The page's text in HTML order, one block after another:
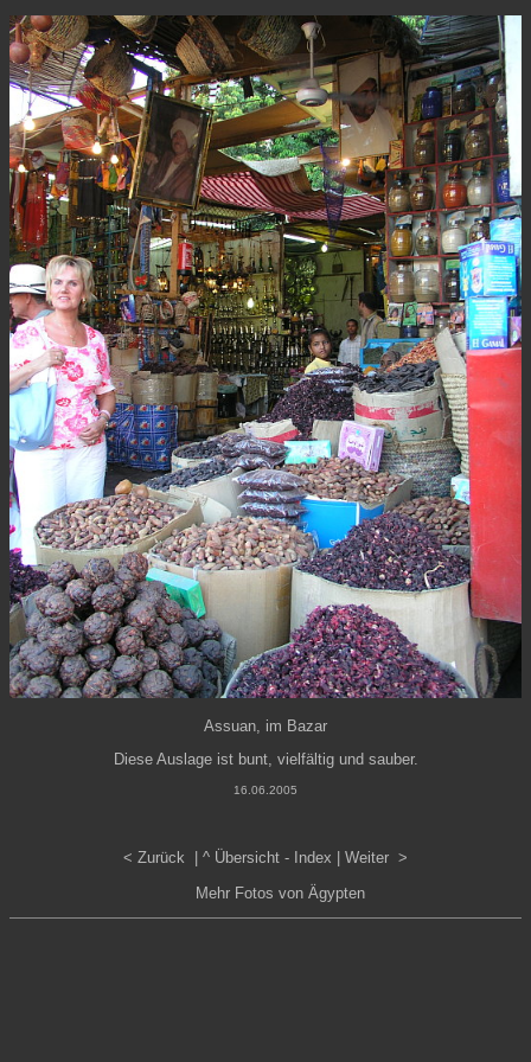
Assuan, im Bazar
Diese Auslage ist bunt, vielfältig und sauber.
16.06.2005
< Zurück | ^ Übersicht - Index
Weiter >
Mehr Fotos von Ägypten